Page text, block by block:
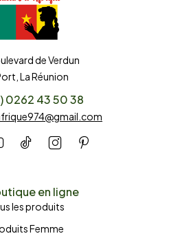
de Verdun
La Réunion
0262 43 50 38
en ligne
les produits
Femme